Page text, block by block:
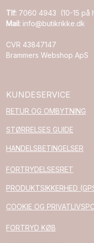
Tlf: 7060 4943 (10-15 på
Mail: info@butikrikke.dk
CVR 43847147
Brammers Webshop ApS
KUNDESERVICE
RETUR OG OMBYTNING
STØRRELSES GUIDE
HANDELSBETINGELSER
FORTRYDELSESRET
PRODUKTSIKKERHED
COOKIE OG
FORTRYD KØB